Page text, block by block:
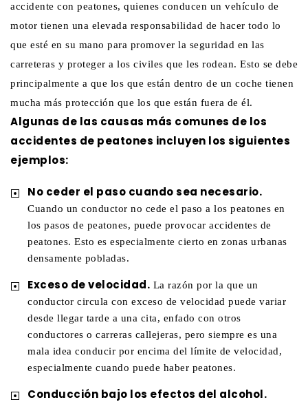
accidente con peatones, quienes conducen un vehículo de
motor tienen una elevada responsabilidad de hacer todo lo
que esté en su mano para promover la seguridad en las
carreteras y proteger a los civiles que les rodean. Esto se debe
principalmente a que los que están dentro de un coche tienen
mucha más protección que los que están fuera de él.
Algunas de las causas más comunes de los
accidentes de peatones incluyen los siguientes
ejemplos:
No ceder el paso cuando sea necesario.
Cuando un conductor no cede el paso a los peatones en
los pasos de peatones, puede provocar accidentes de
peatones. Esto es especialmente cierto en zonas urbanas
densamente pobladas.
Exceso de velocidad. La razón por la que un
conductor circula con exceso de velocidad puede variar
desde llegar tarde a una cita, enfado con otros
conductores o carreras callejeras, pero siempre es una
mala idea conducir por encima del límite de velocidad,
especialmente cuando puede haber peatones.
Conducción bajo los efectos del alcohol.